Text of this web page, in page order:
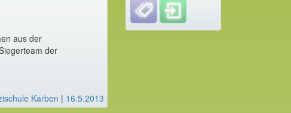
aus der
der
Karben | 16.5.2013